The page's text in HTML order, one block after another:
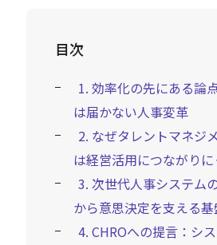
目次
1. 効率化の先にある論
は届かない人事変革
2. なぜタレントマネジ
は経営活用につながり
3. 次世代人事システム
から意思決定を支える基
4. CHROへの提言：シ